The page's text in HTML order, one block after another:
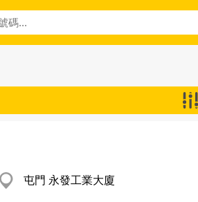
屯門 永發工業大廈